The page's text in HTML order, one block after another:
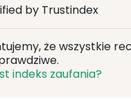
by Trustindex
że wszystkie
indeks zaufania?